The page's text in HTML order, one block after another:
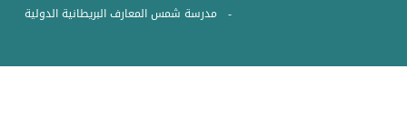
مدرسة شمس المعارف البريطانية الدولية